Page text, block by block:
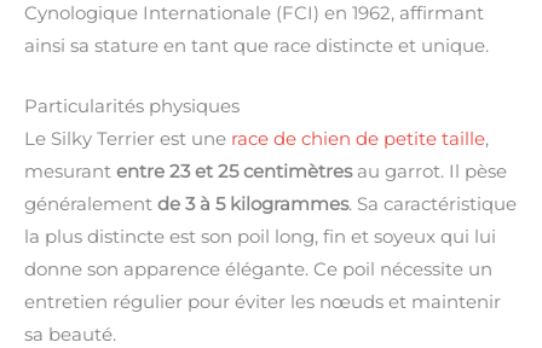
Cynologique Internationale (FCI) en 1962, affirmant
ainsi sa stature en tant que race distincte et unique.
Particularités physiques
Le Silky Terrier est une race de chien de petite taille,
mesurant entre 23 et 25 centimètresau garrot. Il pèse
généralement de 3 à 5 kilogrammes. Sa caractéristique
la plus distincte est son poil long, fin et soyeux qui lui
donne son apparence élégante. Ce poil nécessite un
entretien régulier pour éviter les nœuds et maintenir
sa beauté.